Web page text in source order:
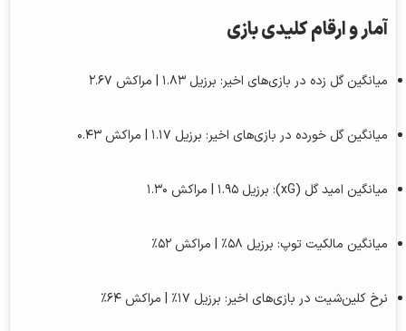
آمار و ارقام کلیدی بازی
میانگین گل زده در بازی‌های اخیر: برزیل ۱.۸۳ | مراکش ۲.۶۷
میانگین گل خورده در بازی‌های اخیر: برزیل ۱.۱۷ | مراکش ۰.۴۳
میانگین امید گل (xG): برزیل ۱.۹۵ | مراکش ۱.۳۰
میانگین مالکیت توپ: برزیل ۵۸٪ | مراکش ۵۲٪
نرخ کلین‌شیت در بازی‌های اخیر: برزیل ۱۷٪ | مراکش ۶۴٪